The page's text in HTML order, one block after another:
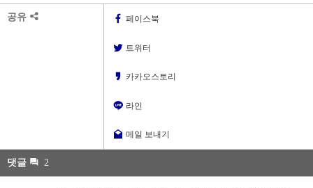
공유 페이스북
트위터
카카오스토리
라인
메일 보내기
댓글 2